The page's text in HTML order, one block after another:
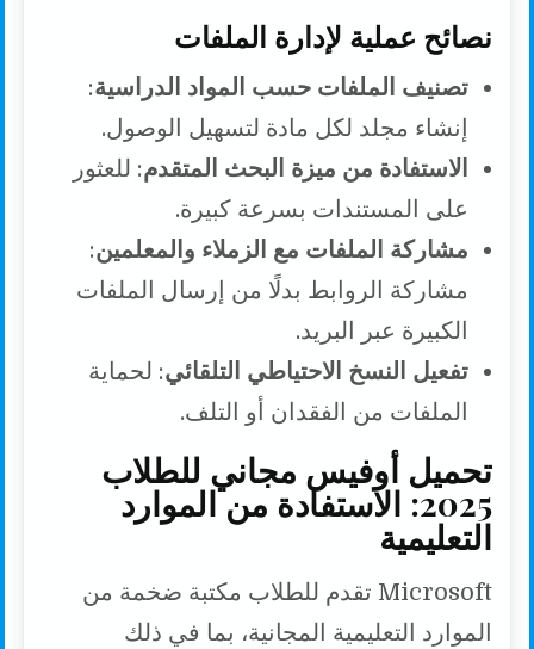
نصائح عملية لإدارة الملفات
تصنيف الملفات حسب المواد الدراسية:
إنشاء مجلد لكل مادة لتسهيل الوصول.
الاستفادة من ميزة البحث المتقدم: للعثور
على المستندات بسرعة كبيرة.
مشاركة الملفات مع الزملاء والمعلمين:
مشاركة الروابط بدلًا من إرسال الملفات
الكبيرة عبر البريد.
تفعيل النسخ الاحتياطي التلقائي: لحماية
الملفات من الفقدان أو التلف.
تحميل أوفيس مجاني للطلاب
2025: الاستفادة من الموارد
التعليمية
Microsoft تقدم للطلاب مكتبة ضخمة من
الموارد التعليمية المجانية، بما في ذلك